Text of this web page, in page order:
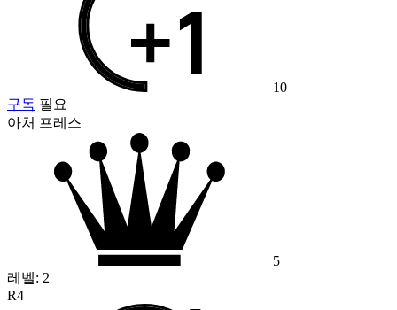
10
구독 필요
아처 프레스
5
레벨: 2
R4